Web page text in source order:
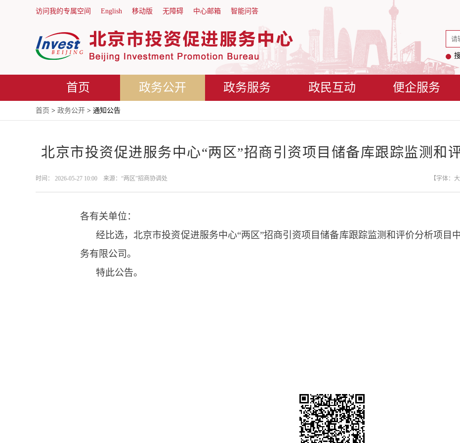
访问我的专属空间 English 移动版 无障碍 中心邮箱 智能问答
首页 政务公开 政务服务 政民互动 便企服务
首页 > 政务公开 > 通知公告
北京市投资促进服务中心“两区”招商引资项目储备库跟踪监测和
时间： 2026-05-27 10:00 来源：“两区”招商协调处 【字体： 大
各有关单位：
经比选，北京市投资促进服务中心“两区”招商引资项目储备库跟踪监测和评价分析项目
务有限公司。
特此公告。